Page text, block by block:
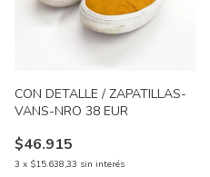
CON DETALLE / ZAPATILLAS-
VANS-NRO 38 EUR
$46.915
3 x $15.638,33 sin interés